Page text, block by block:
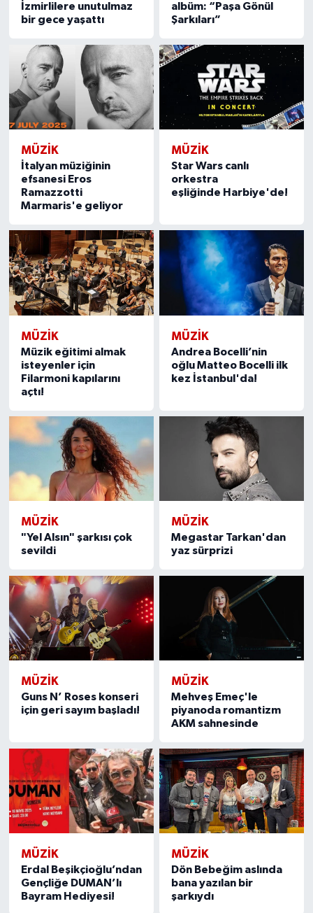
İzmirlilere unutulmaz
bir gece yaşattı
albüm: “Paşa Gönül
Şarkıları”
MÜZİK
İtalyan müziğinin
efsanesi Eros
Ramazzotti
Marmaris'e geliyor
MÜZİK
Star Wars canlı
orkestra
eşliğinde Harbiye'de!
MÜZİK
Müzik eğitimi almak
isteyenler için
Filarmoni kapılarını
açtı!
MÜZİK
Andrea Bocelli’nin
oğlu Matteo Bocelli ilk
kez İstanbul'da!
MÜZİK
"Yel Alsın" şarkısı çok
sevildi
MÜZİK
Megastar Tarkan'dan
yaz sürprizi
MÜZİK
Guns N’ Roses konseri
için geri sayım başladı!
MÜZİK
Mehveş Emeç'le
piyanoda romantizm
AKM sahnesinde
MÜZİK
Erdal Beşikçioğlu’ndan
Gençliğe DUMAN’lı
Bayram Hediyesi!
MÜZİK
Dön Bebeğim aslında
bana yazılan bir
şarkıydı